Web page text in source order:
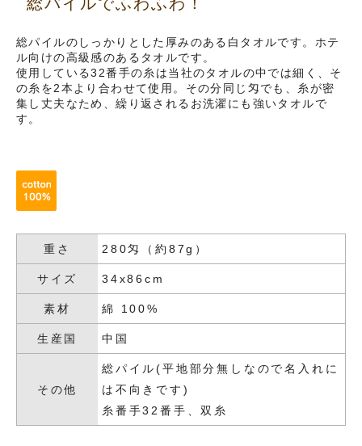
総パイルのしっかりとした厚みのある白タオルです。ホテ
ル向けの高級感のあるタオルです。
使用している32番手の糸は当社のタオルの中では細く、そ
の糸を2本より合わせて使用。その分同じ匁でも、糸が密
集し丈夫なため、繰り返されるお洗濯にも強いタオルで
す。
重さ 280匁（約87g）
サイズ 34x86cm
素材 綿 100%
生産国 中国
その他
総パイル(平地部分無しなので名入れに
は不向きです)
糸番手32番手、双糸